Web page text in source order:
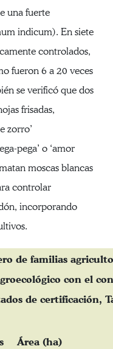
una fuerte
indicum). En siete
controlados,
fueron 6 a 20 veces
se verificó que dos
frisadas,
zorro’
pega’ o ‘amor
moscas blancas
controlar
incorporando
de familias
con el
de certificación,
Área (ha)